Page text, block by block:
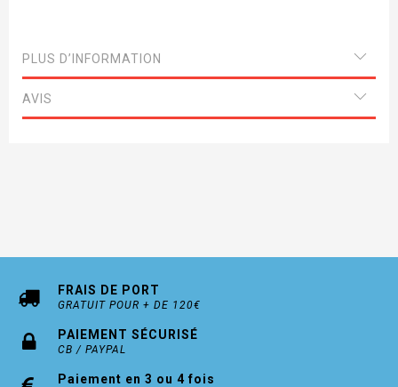
PLUS D’INFORMATION
AVIS
FRAIS DE PORT
GRATUIT POUR + DE 120€
PAIEMENT SÉCURISÉ
CB / PAYPAL
Paiement en 3 ou 4 fois